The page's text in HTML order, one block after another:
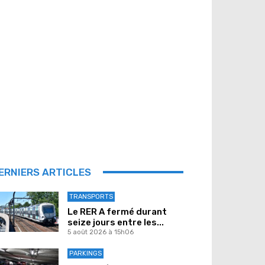
ARTICLES
TRANSPORTS
Le RER A fermé durant
seize jours entre les...
5 août 2026 à 15h06
PARKINGS